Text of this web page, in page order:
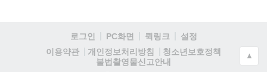
로그인 PC화면 퀵링크
설정
이용약관
개인정보처리방침
청소년보호정책
불법촬영물신고안내
▲